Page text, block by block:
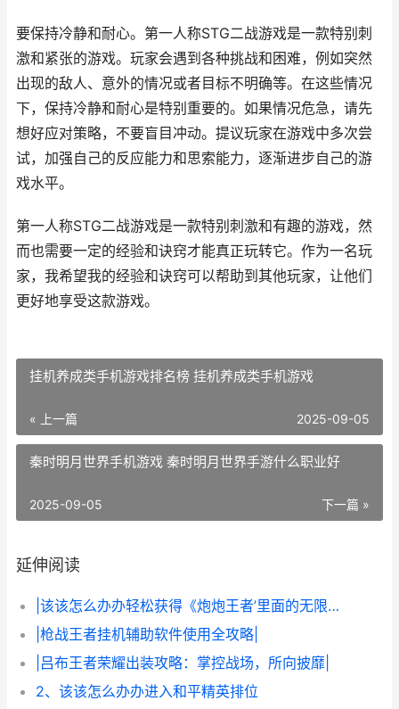
要保持冷静和耐心。第一人称STG二战游戏是一款特别刺
激和紧张的游戏。玩家会遇到各种挑战和困难，例如突然
出现的敌人、意外的情况或者目标不明确等。在这些情况
下，保持冷静和耐心是特别重要的。如果情况危急，请先
想好应对策略，不要盲目冲动。提议玩家在游戏中多次尝
试，加强自己的反应能力和思索能力，逐渐进步自己的游
戏水平。
第一人称STG二战游戏是一款特别刺激和有趣的游戏，然
而也需要一定的经验和诀窍才能真正玩转它。作为一名玩
家，我希望我的经验和诀窍可以帮助到其他玩家，让他们
更好地享受这款游戏。
挂机养成类手机游戏排名榜 挂机养成类手机游戏
« 上一篇 2025-09-05
秦时明月世界手机游戏 秦时明月世界手游什么职业好
下一篇 »
2025-09-05
延伸阅读
|该该怎么办办轻松获得《炮炮王者’里面的无限金币和星星|
|枪战王者挂机辅助软件使用全攻略|
|吕布王者荣耀出装攻略：掌控战场，所向披靡|
2、该该怎么办办进入和平精英排位